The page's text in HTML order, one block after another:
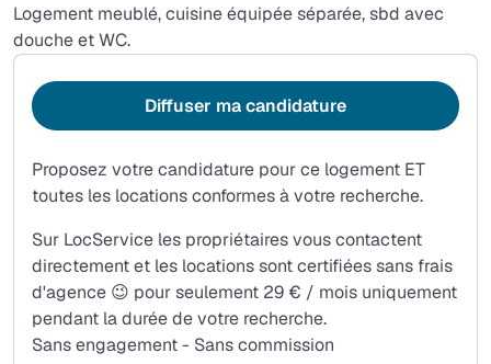
Logement meublé, cuisine équipée séparée, sbd avec
douche et WC.
Proposez votre candidature pour ce logement ET
toutes les locations conformes à votre recherche.
Sur LocService les propriétaires vous contactent
directement et les locations sont certifiées sans frais
d'agence 😉 pour seulement 29 € / mois uniquement
pendant la durée de votre recherche.
Sans engagement - Sans commission
Diffuser ma candidature